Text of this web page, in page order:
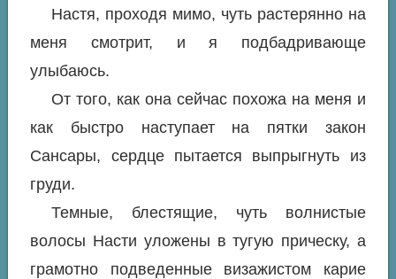
Настя, проходя мимо, чуть растерянно на
меня смотрит, и я подбадривающе
улыбаюсь.
От того, как она сейчас похожа на меня и
как быстро наступает на пятки закон
Сансары, сердце пытается выпрыгнуть из
груди.
Темные, блестящие, чуть волнистые
волосы Насти уложены в тугую прическу, а
грамотно подведенные визажистом карие